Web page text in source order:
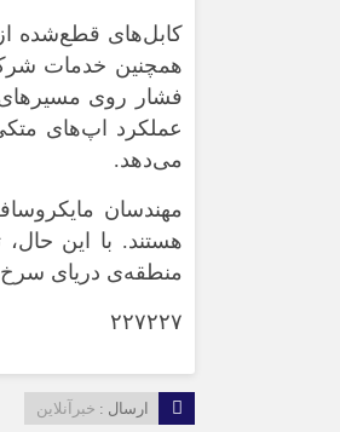
کابل‌های قطع‌شده
همچنین خدمات
فشار روی مسیرهای
عملکرد اپ‌های
می‌دهد.
مهندسان
هستند. با این
منطقه‌ی دریای سرخ
۲۲۷۲۲۷
ارسال : خبرآنلاین